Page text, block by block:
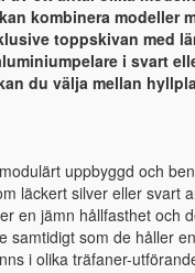
kombinera modeller
toppskivan med
i svart
du välja mellan
uppbyggd och
läckert silver eller svart
en jämn hållfasthet och
samtidigt som de håller
i olika träfaner-